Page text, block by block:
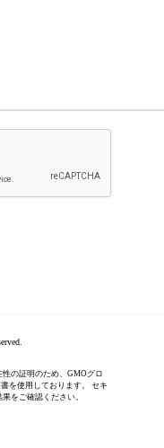
の証明のため、GMOグロ
を使用しております。 セキ
をご確認ください。